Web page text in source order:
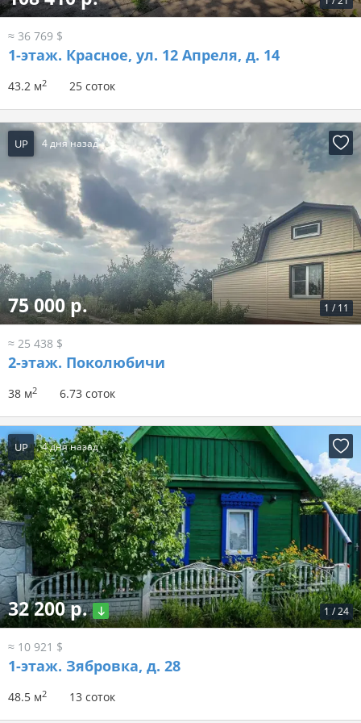
≈ 36 769 $
1-этаж. Красное, ул. 12 Апреля, д. 14
43.2 м2 25 соток
UP 4 дня назад
1 / 11
75 000 р.
≈ 25 438 $
2-этаж. Поколюбичи
38 м2 6.73 соток
UP 4 дня назад
1 /24
32 200 р.
≈ 10 921 $
1-этаж. Зябровка, д. 28
48.5 м2 13 соток